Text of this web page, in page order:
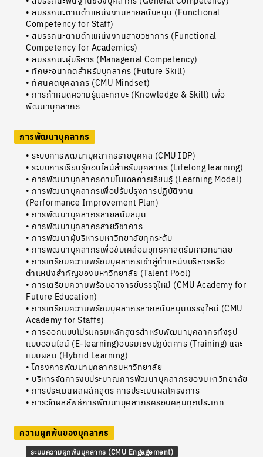
• สมรรถนะตามตำแหน่งงานสายสนับสนุน (Functional
Competency for Staff)
• สมรรถนะตามตำแหน่งงานสายวิชาการ (Functional
Competency for Academics)
• สมรรถนะผู้บริหาร (Managerial Competency)
• ทักษะอนาคตสำหรับบุคลากร (Future Skill)
• ทัศนคติบุคลากร (CMU Mindset)
• การกำหนดความรู้และทักษะ (Knowledge & Skill) เพื่อ
พัฒนาบุคลากร
การพัฒนาบุคลากร
• ระบบการพัฒนาบุคลากรรายบุคคล (CMU IDP)
• ระบบการเรียนรู้ออนไลน์สำหรับบุคลากร (Lifelong learning)
• การพัฒนาบุคลากรตามโมเดลการเรียนรู้ (Learning Model)
• การพัฒนาบุคลากรเพื่อปรับปรุงการปฏิบัติงาน
(Performance Improvement Plan)
• การพัฒนาบุคลากรสายสนับสนุน
• การพัฒนาบุคลากรสายวิชาการ
• การพัฒนาผู้บริหารมหาวิทยาลัยทุกระดับ
• การพัฒนาบุคลากรเพื่อขับเคลื่อนยุทธศาสตร์มหาวิทยาลัย
• การเตรียมความพร้อมบุคลากรเข้าสู่ตำแหน่งบริหารหรือ
ตำแหน่งสำคัญของมหาวิทยาลัย (Talent Pool)
• การเตรียมความพร้อมอาจารย์บรรจุใหม่ (CMU Academy for
Future Education)
• การเตรียมความพร้อมบุคลากรสายสนับสนุนบรรจุใหม่ (CMU
Academy for Staffs)
• การออกแบบโปรแกรมหลักสูตรสำหรับพัฒนาบุคลากรทั้งรูป
แบบออนไลน์ (E-learning)อบรมเชิงปฏิบัติการ (Training) และ
แบบผสม (Hybrid Learning)
• โครงการพัฒนาบุคลากรมหาวิทยาลัย
• บริหารจัดการงบประมาณการพัฒนาบุคลากรของมหาวิทยาลัย
• การประเมินผลผลักสูตร การประเมินผลโครงการ
• การวัดผลลัพธ์การพัฒนาบุคลากรครอบคลุมทุกประเภท
ความผูกพันของบุคลากร
ระบบความผูกพันบุคลากร (CMU Engagement)